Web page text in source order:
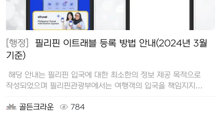
[행정]
기준)
해당 안내는 필리핀 입국에 대한 최소한의 정보 제공 목적으로
작성되었으며 필리핀관광부에서는 여행객의 입국을 책임지지
골든크라운
784